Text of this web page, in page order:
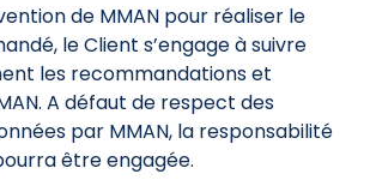
de MMAN pour réaliser le
le Client s’engage à suivre
les recommandations et
A défaut de respect des
par MMAN, la responsabilité
être engagée.